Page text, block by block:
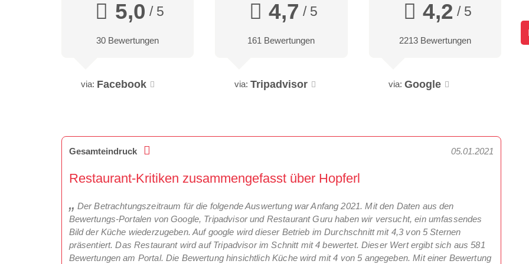
5,0 / 5
30 Bewertungen
via: Facebook
4,7 / 5
161 Bewertungen
via: Tripadvisor
4,2 / 5
2213 Bewertungen
via: Google
Gesamteindruck 05.01.2021
Restaurant-Kritiken zusammengefasst über Hopferl
Der Betrachtungszeitraum für die folgende Auswertung war Anfang 2021. Mit den Daten aus den
Bewertungs-Portalen von Google, Tripadvisor und Restaurant Guru haben wir versucht, ein umfassendes
Bild der Küche wiederzugeben. Auf google wird dieser Betrieb im Durchschnitt mit 4,3 von 5 Sternen
präsentiert. Das Restaurant wird auf Tripadvisor im Schnitt mit 4 bewertet. Dieser Wert ergibt sich aus 581
Bewertungen am Portal. Die Bewertung hinsichtlich Küche wird mit 4 von 5 angegeben. Mit einer Bewertung